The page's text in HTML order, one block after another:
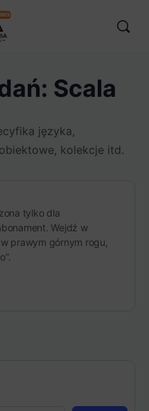
Scala
języka,
kolekcje itd.
tylko dla
Wejdź w
prawym górnym rogu,